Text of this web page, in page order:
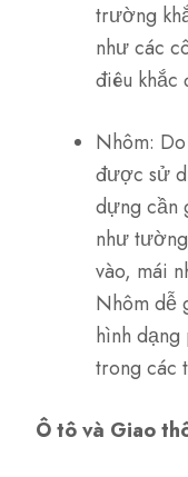
trường
như các
điêu khắc
Nhôm:
được sử
dựng cần
như
vào, mái
Nhôm dễ
hình
trong các
Ô tô và Giao